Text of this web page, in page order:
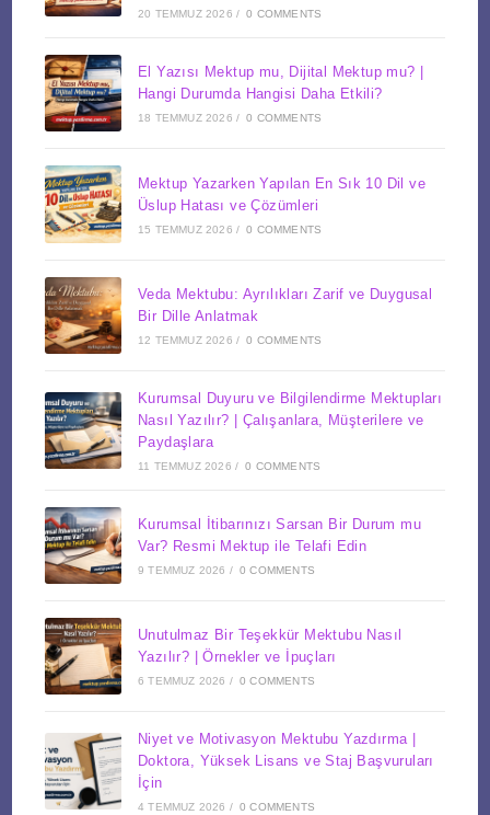
20 TEMMUZ 2026 / 0 COMMENTS
El Yazısı Mektup mu, Dijital Mektup mu? |
Hangi Durumda Hangisi Daha Etkili?
18 TEMMUZ 2026 / 0 COMMENTS
Mektup Yazarken Yapılan En Sık 10 Dil ve
Üslup Hatası ve Çözümleri
15 TEMMUZ 2026 / 0 COMMENTS
Veda Mektubu: Ayrılıkları Zarif ve Duygusal
Bir Dille Anlatmak
12 TEMMUZ 2026 / 0 COMMENTS
Kurumsal Duyuru ve Bilgilendirme Mektupları
Nasıl Yazılır? | Çalışanlara, Müşterilere ve
Paydaşlara
11 TEMMUZ 2026 / 0 COMMENTS
Kurumsal İtibarınızı Sarsan Bir Durum mu
Var? Resmi Mektup ile Telafi Edin
9 TEMMUZ 2026 / 0 COMMENTS
Unutulmaz Bir Teşekkür Mektubu Nasıl
Yazılır? | Örnekler ve İpuçları
6 TEMMUZ 2026 / 0 COMMENTS
Niyet ve Motivasyon Mektubu Yazdırma |
Doktora, Yüksek Lisans ve Staj Başvuruları
İçin
4 TEMMUZ 2026 / 0 COMMENTS